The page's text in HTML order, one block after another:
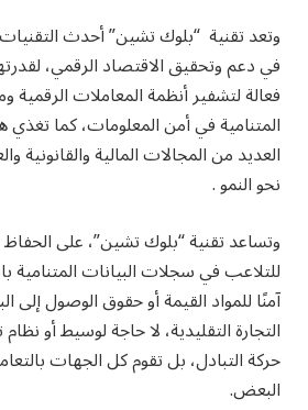
وتعد تقنية “بلوك تشين” أحدث
في دعم وتحقيق الاقتصاد الرقمي،
فعالة لتشفير أنظمة المعاملات الرقمية
المتنامية في أمن المعلومات، كما تغذي
العديد من المجالات المالية والقانونية
نحو النمو .
وتساعد تقنية “بلوك تشين”، على
للتلاعب في سجلات البيانات المتنامية
آمنًا للمواد القيمة أو حقوق الوصول إلى
التجارة التقليدية، لا حاجة لوسيط أو
حركة التبادل، بل تقوم كل الجهات
البعض.